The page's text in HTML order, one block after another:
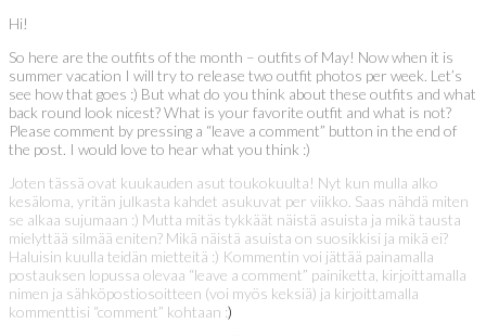
Hi!
So here are the outfits of the month – outfits of May! Now when it is
summer vacation I will try to release two outfit photos per week. Let’s
see how that goes :) But what do you think about these outfits and what
back round look nicest? What is your favorite outfit and what is not?
Please comment by pressing a “leave a comment” button in the end of
the post. I would love to hear what you think :)
Joten tässä ovat kuukauden asut toukokuulta! Nyt kun mulla alko
kesäloma, yritän julkasta kahdet asukuvat per viikko. Saas nähdä miten
se alkaa sujumaan :) Mutta mitäs tykkäät näistä asuista ja mikä tausta
mielyttää silmää eniten? Mikä näistä asuista on suosikkisi ja mikä ei?
Haluisin kuulla teidän mietteitä :) Kommentin voi jättää painamalla
postauksen lopussa olevaa “leave a comment” painiketta, kirjoittamalla
nimen ja sähköpostiosoitteen (voi myös keksiä) ja kirjoittamalla
kommenttisi “comment” kohtaan :)